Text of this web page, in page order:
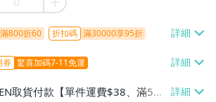
滿800折60 折扣碼 滿30000享95折
券 驚喜加碼7-11免運
取貨付款【單件運費$38、滿5件